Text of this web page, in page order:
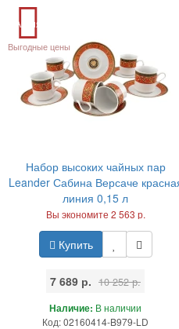
Акция
Выгодные цены
Набор высоких чайных пар
Leander Сабина Версаче
линия 0,15 л
Вы экономите 2 563 р.
Купить
7 689 р. 10 252 р.
Наличие: В наличии
Код: 02160414-B979-LD